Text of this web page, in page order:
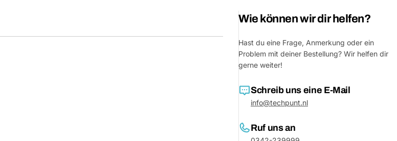
Deine
Wie können wir dir helfen?
Hast du eine Frage, Anmerkung oder ein
Problem mit deiner Bestellung? Wir helfen dir
gerne weiter!
Schreib uns eine E-Mail
info@techpunt.nl
Ruf uns an